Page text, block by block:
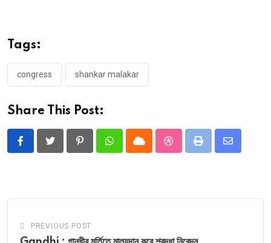
Tags:
congress shankar malakar
Share This Post:
PinterestWhatsappCloud StumbleUpon
Print
Share
PREVIOUS POST